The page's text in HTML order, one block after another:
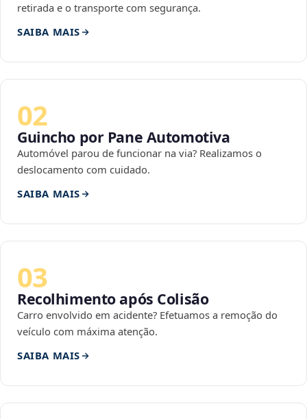
retirada e o transporte com segurança.
SAIBA MAIS
02
Guincho por Pane Automotiva
Automóvel parou de funcionar na via? Realizamos o
deslocamento com cuidado.
SAIBA MAIS
03
Recolhimento após Colisão
Carro envolvido em acidente? Efetuamos a remoção do
veículo com máxima atenção.
SAIBA MAIS